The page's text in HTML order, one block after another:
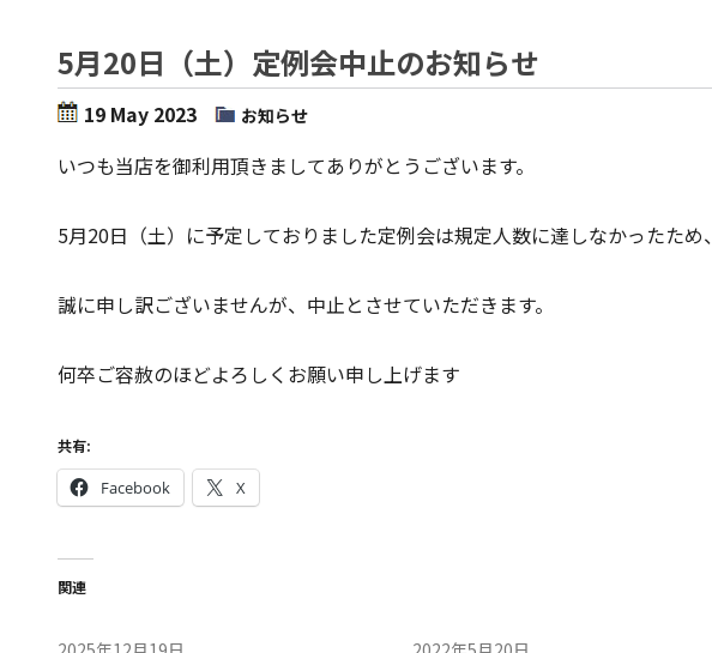
5月20日（土）定例会中止のお知らせ
19 May 2023 お知らせ
いつも当店を御利用頂きましてありがとうございます。
5月20日（土）に予定しておりました定例会は規定人数に達しなかったため、
誠に申し訳ございませんが、中止とさせていただきます。
何卒ご容赦のほどよろしくお願い申し上げます
共有:
Facebook X
関連